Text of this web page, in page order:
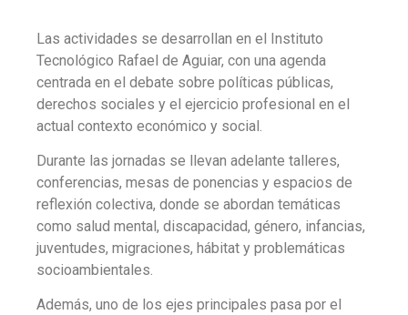
Las actividades se desarrollan en el Instituto
Tecnológico Rafael de Aguiar, con una agenda
centrada en el debate sobre políticas públicas,
derechos sociales y el ejercicio profesional en el
actual contexto económico y social.
Durante las jornadas se llevan adelante talleres,
conferencias, mesas de ponencias y espacios de
reflexión colectiva, donde se abordan temáticas
como salud mental, discapacidad, género, infancias,
juventudes, migraciones, hábitat y problemáticas
socioambientales.
Además, uno de los ejes principales pasa por el